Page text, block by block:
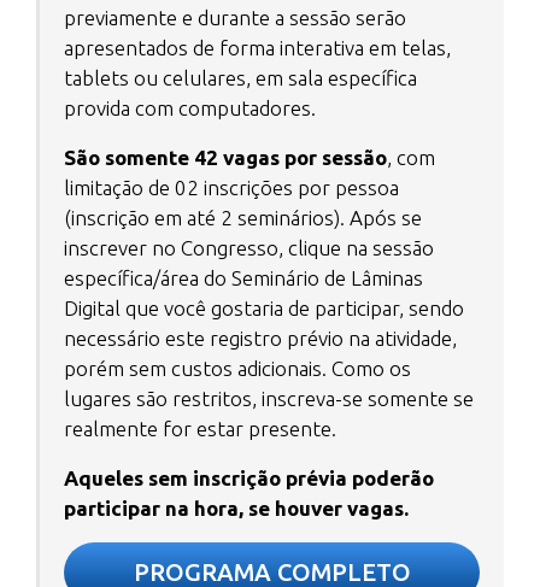
previamente e durante a sessão serão
apresentados de forma interativa em telas,
tablets ou celulares, em sala específica
provida com computadores.
São somente 42 vagas por sessão, com
limitação de 02 inscrições por pessoa
(inscrição em até 2 seminários). Após se
inscrever no Congresso, clique na sessão
específica/área do Seminário de Lâminas
Digital que você gostaria de participar, sendo
necessário este registro prévio na atividade,
porém sem custos adicionais. Como os
lugares são restritos, inscreva-se somente se
realmente for estar presente.
Aqueles sem inscrição prévia poderão
participar na hora, se houver vagas.
PROGRAMA COMPLETO